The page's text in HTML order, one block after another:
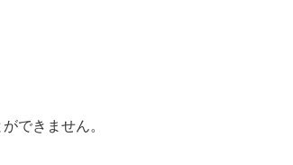
できません。